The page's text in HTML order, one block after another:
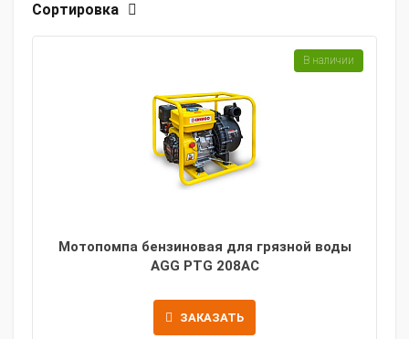
Сортировка
Мотопомпа бензиновая для грязной воды
AGG PTG 208AC
ЗАКАЗАТЬ
В наличии